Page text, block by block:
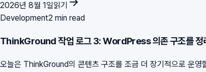
2026년 8월 1일읽기
Development2 min read
ThinkGround 작업 로그 3: WordPress 의존 구조를 정
오늘은 ThinkGround의 콘텐츠 구조를 조금 더 장기적으로 운